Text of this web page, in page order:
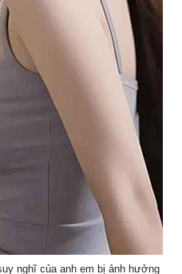
nghĩ của anh em bị ảnh hưởng